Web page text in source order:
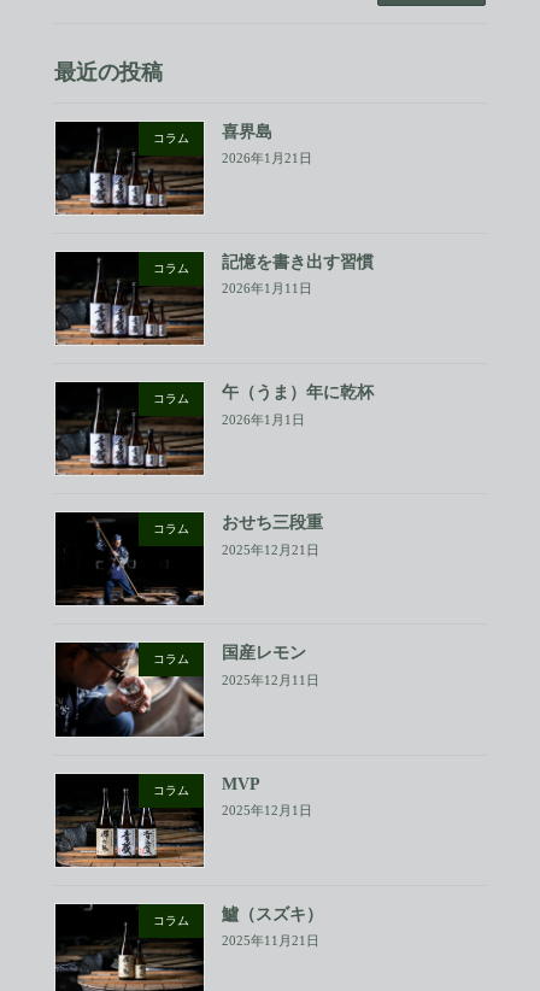
最近の投稿
コラム 喜界島
2026年1月21日
コラム 記憶を書き出す習慣
2026年1月11日
コラム 午（うま）年に乾杯
2026年1月1日
コラム おせち三段重
2025年12月21日
コラム 国産レモン
2025年12月11日
コラム MVP
2025年12月1日
コラム 鱸（スズキ）
2025年11月21日